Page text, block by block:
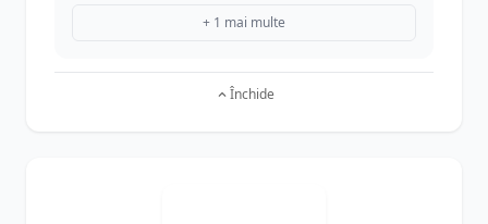
+ 1 mai multe
Închide